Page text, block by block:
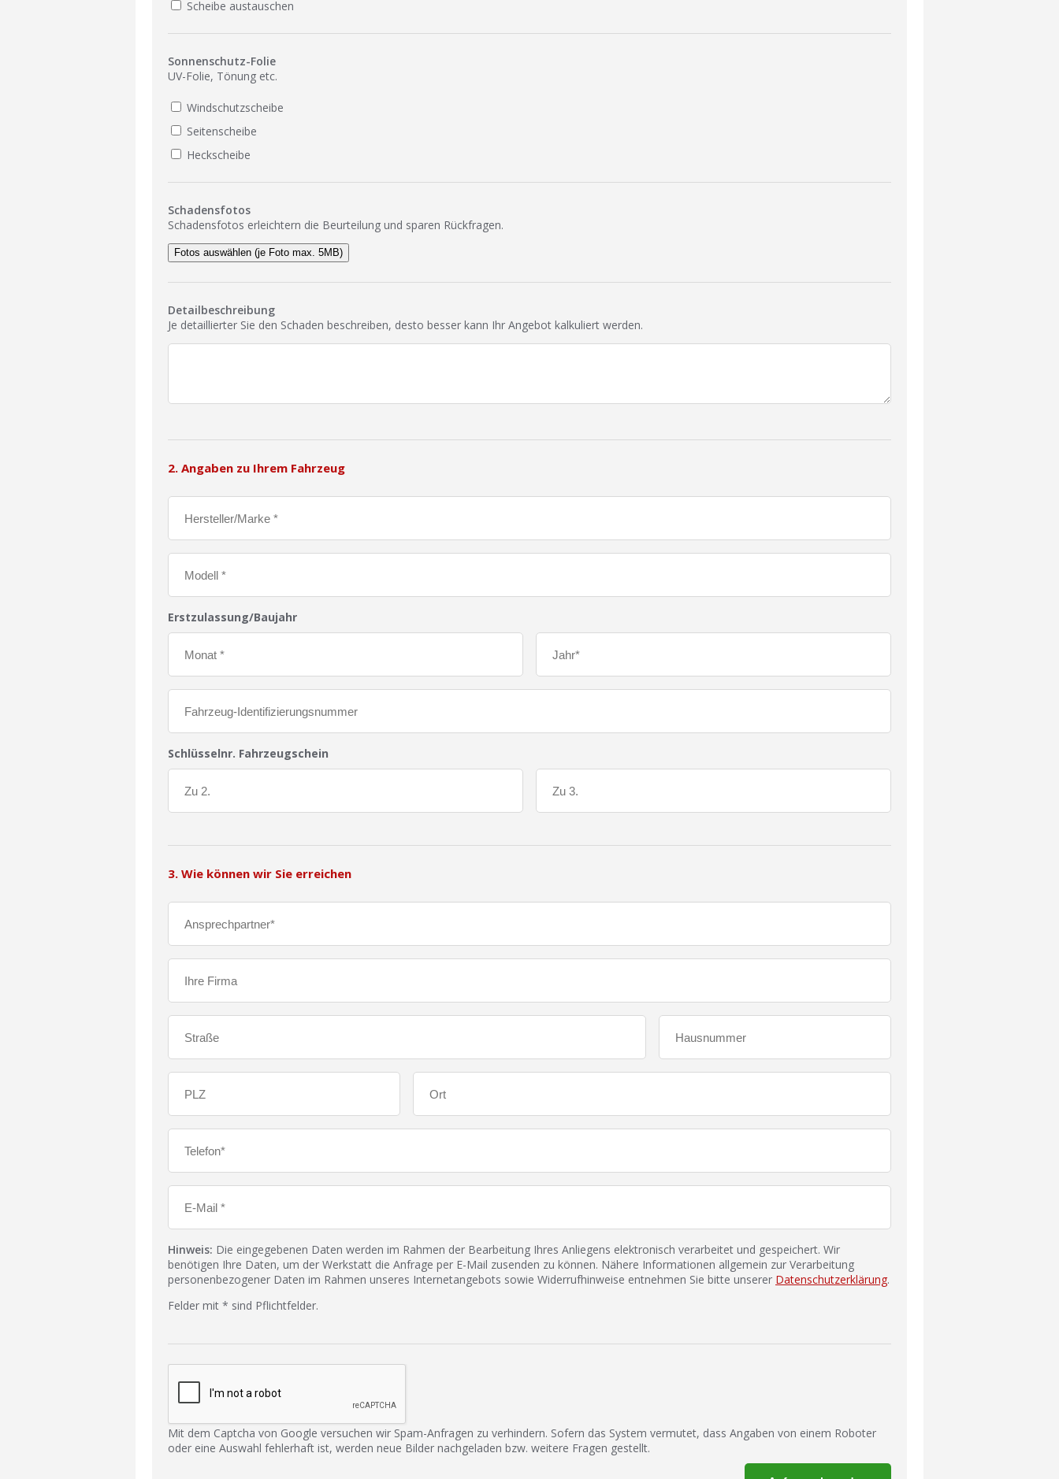
Scheibe austauschen
Sonnenschutz-Folie
UV-Folie, Tönung etc.
Windschutzscheibe
Seitenscheibe
Heckscheibe
Schadensfotos
Schadensfotos erleichtern die Beurteilung und sparen Rückfragen.
Fotos auswählen (je Foto max. 5MB)
Detailbeschreibung
Je detaillierter Sie den Schaden beschreiben, desto besser kann Ihr Angebot kalkuliert werden.
2. Angaben zu Ihrem Fahrzeug
Erstzulassung/Baujahr
Schlüsselnr. Fahrzeugschein
3. Wie können wir Sie erreichen
Hinweis: Die eingegebenen Daten werden im Rahmen der Bearbeitung Ihres Anliegens elektronisch verarbeitet und gespeichert. Wir
benötigen Ihre Daten, um der Werkstatt die Anfrage per E-Mail zusenden zu können. Nähere Informationen allgemein zur Verarbeitung
personenbezogener Daten im Rahmen unseres Internetangebots sowie Widerrufhinweise entnehmen Sie bitte unserer Datenschutzerklärung.
Felder mit * sind Pflichtfelder.
Mit dem Captcha von Google versuchen wir Spam-Anfragen zu verhindern. Sofern das System vermutet, dass Angaben von einem Roboter
oder eine Auswahl fehlerhaft ist, werden neue Bilder nachgeladen bzw. weitere Fragen gestellt.